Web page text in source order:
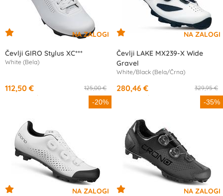
Čevlji GIRO Stylus XC***
White (Bela)
125,00 €
112,50 €
/mesec
Čevlji LAKE MX239-X Wide
Gravel
White/Black (Bela/Črna)
329,95 €
280,46 €
/mesec
-20% -35%